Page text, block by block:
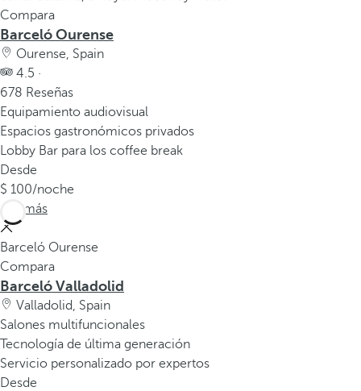
Compara
Barceló Ourense
Ourense, Spain
4.5 ·
678 Reseñas
Equipamiento audiovisual
Espacios gastronómicos privados
Lobby Bar para los coffee break
Desde
100/noche
Ver más
Barceló Ourense
Compara
Barceló Valladolid
Valladolid, Spain
Salones multifuncionales
Tecnología de última generación
Servicio personalizado por expertos
Desde